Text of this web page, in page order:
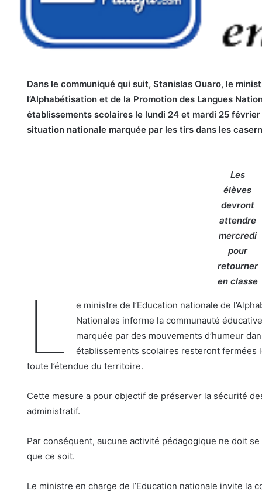
Dans le communiqué qui suit, Stanislas Ouaro, le
l’Alphabétisation et de la Promotion des Langues
établissements scolaires le lundi 24 et mardi 25
situation nationale marquée par les tirs dans les
Les
élèves
devront
attendre
mercredi
pour
retourner
en classe
L
e ministre de l’Education nationale de
Nationales informe la communauté
marquée par des mouvements d’humeur
établissements scolaires resteront
toute l’étendue du territoire.
Cette mesure a pour objectif de préserver la sécurité
administratif.
Par conséquent, aucune activité pédagogique ne doit
que ce soit.
Le ministre en charge de l’Education nationale invite la